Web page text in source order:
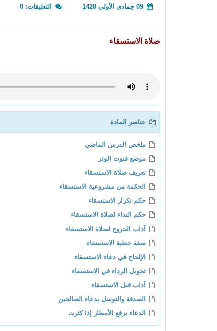
التعليقات: 0
صلاة الاستسقاء
عناصر المادة
ملخص الدرس الماضي
موضع قنوت الوتر
تعريف صلاة الاستسقاء
الحكمة من مشروعية الاستسقاء
حكم تكرار الاستسقاء
حكم النداء لصلاة الاستسقاء
آداب الخروج لصلاة الاستسقاء
صفة خطبة الاستسقاء
الإلحاح في دعاء الاستسقاء
تحويل الرداء في الاستسقاء
آداب قبل الاستسقاء
الصدقة والتوسل بدعاء الصالحين
الدعاء برفع الأمطار إذا كثرت